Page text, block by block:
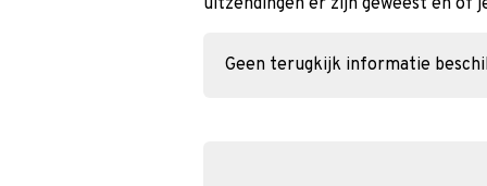
uitzendingen er zijn geweest en of
Geen terugkijk informatie